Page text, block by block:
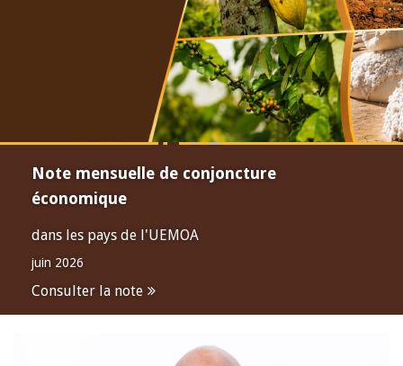
Note mensuelle de conjoncture
économique
dans les pays de l'UEMOA
juin 2026
Consulter la note